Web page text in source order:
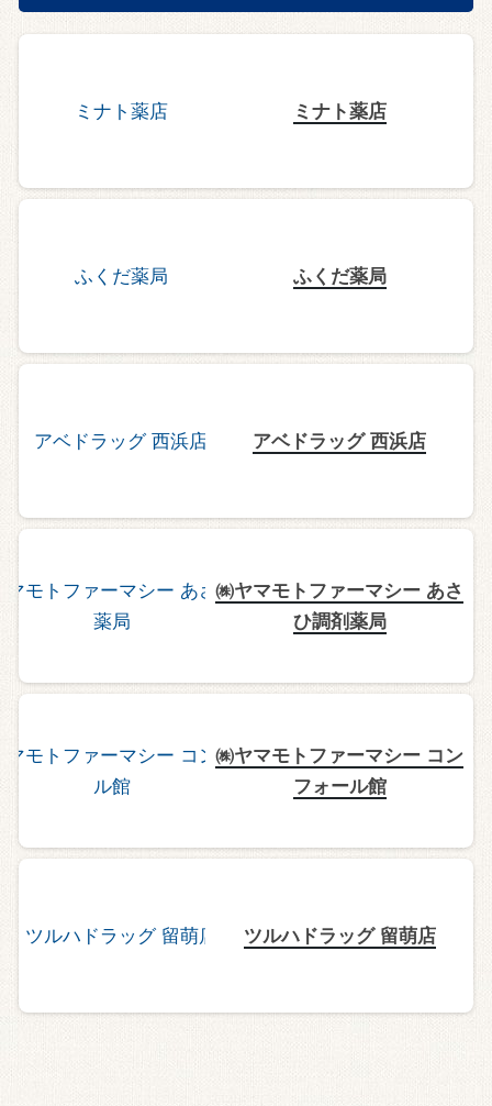
ミナト薬店
ふくだ薬局
アベドラッグ 西浜店
㈱ヤマモトファーマシー あさ
ひ調剤薬局
㈱ヤマモトファーマシー コン
フォール館
ツルハドラッグ 留萌店